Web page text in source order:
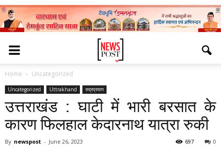
Home Uncategorized
Uncategorized Uttrakhand रुद्रप्रयाग
उत्तराखंड : घाटी में भारी बरसात के
कारण फिलहाल केदारनाथ यात्रा रुकी
By newspost - June 26, 2023 0
697